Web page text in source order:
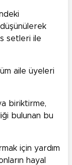
setleri ile
aile üyeleri
biriktirme,
bulunan bu
için yardım
hayal